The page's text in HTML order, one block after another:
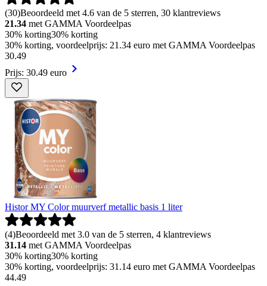
(30)Beoordeeld met 4.6 van de 5 sterren, 30 klantreviews
21.34 met GAMMA Voordeelpas
30% korting30% korting
30% korting, voordeelprijs: 21.34 euro met GAMMA Voordeelpas
30.49
Prijs: 30.49 euro
Histor MY Color muurverf metallic basis 1 liter
(4)Beoordeeld met 3.0 van de 5 sterren, 4 klantreviews
31.14 met GAMMA Voordeelpas
30% korting30% korting
30% korting, voordeelprijs: 31.14 euro met GAMMA Voordeelpas
44.49